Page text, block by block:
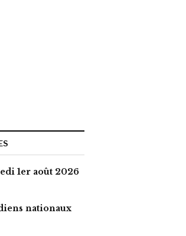
1er août 2026
nationaux